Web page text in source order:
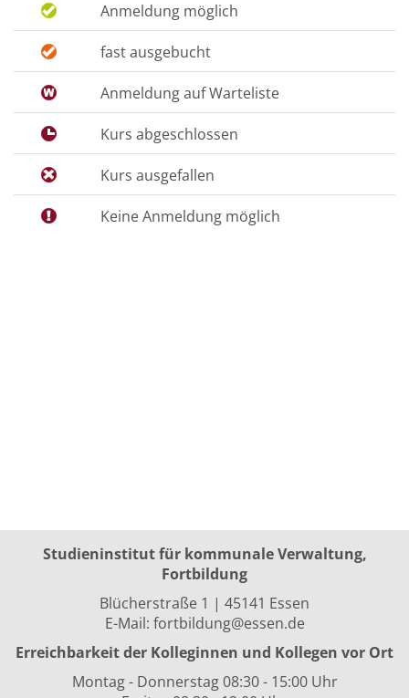
Anmeldung möglich
fast ausgebucht
Anmeldung auf Warteliste
Kurs abgeschlossen
Kurs ausgefallen
Keine Anmeldung möglich
Studieninstitut für kommunale Verwaltung,
Fortbildung
Blücherstraße 1 | 45141 Essen
E-Mail: fortbildung@essen.de
Erreichbarkeit der Kolleginnen und Kollegen vor Ort
Montag - Donnerstag 08:30 - 15:00 Uhr